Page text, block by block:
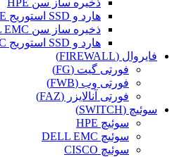
ذخیره ساز سن HPE
هارد و SSD استوریج HPE
ذخیره ساز سن DELL EMC
هارد و SSD استوریج DELL EMC
فایروال (FIREWALL)
فورتی گیت (FG)
فورتی وب (FWB)
فورتی آنالایزر (FAZ)
سوئیچ (SWITCH)
سوئیچ HPE
سوئیچ DELL EMC
سوئیچ CISCO